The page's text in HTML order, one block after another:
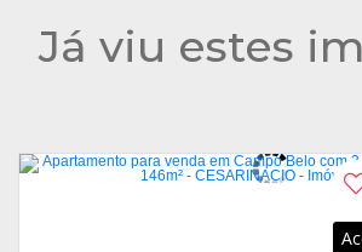
Já viu estes